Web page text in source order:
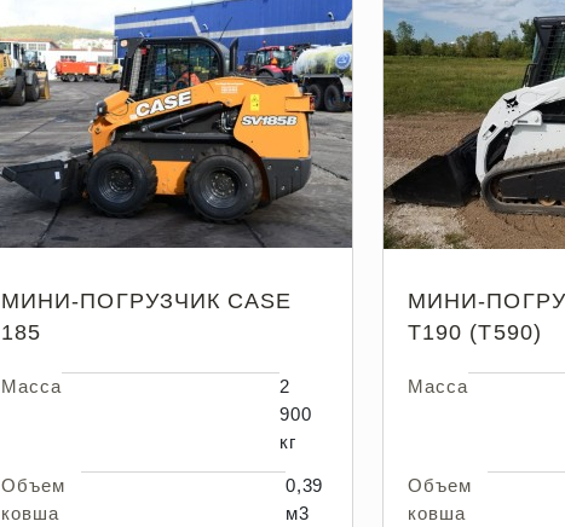
МИНИ-ПОГРУЗЧИК CASE
185
Масса
2
900
кг
Объем
ковша
0,39
м3
МИНИ-
T190 (T590)
Масса
Объем
ковша